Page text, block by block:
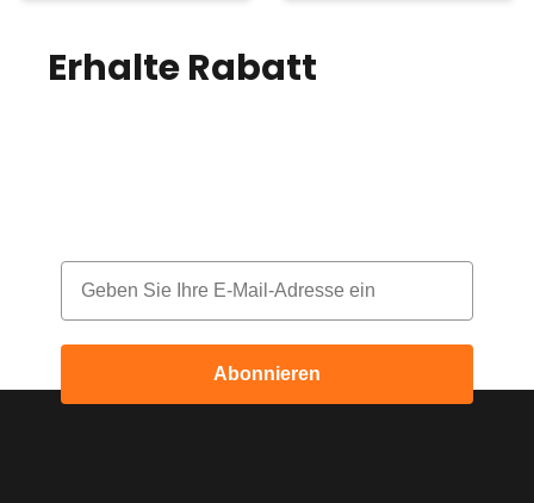
Erhalte Rabatt
Email
Abonnieren